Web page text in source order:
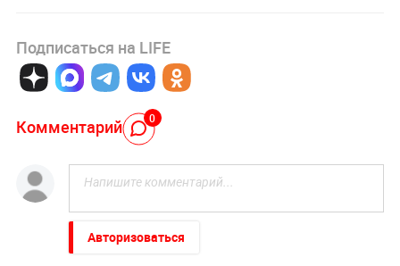
Подписаться на LIFE
Комментарий 0
Авторизоваться